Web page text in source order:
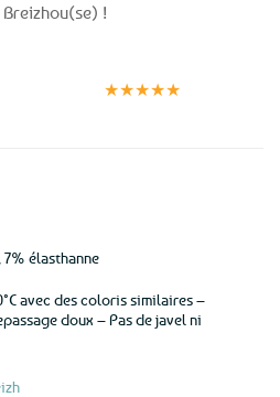
!
★★★★★
élasthanne
avec des coloris similaires –
doux – Pas de javel ni